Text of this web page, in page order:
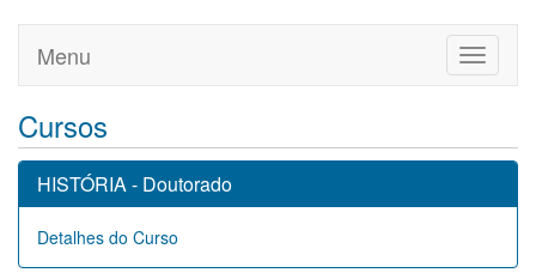
Toggle
Menu
Cursos
HISTÓRIA - Doutorado
Detalhes do Curso